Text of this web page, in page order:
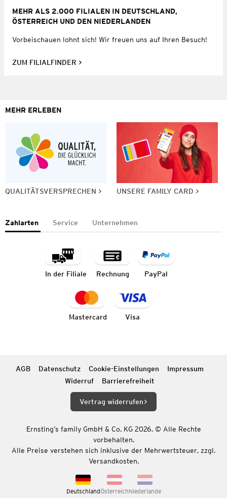
MEHR ALS 2.000 FILIALEN IN DEUTSCHLAND,
ÖSTERREICH UND DEN NIEDERLANDEN
Vorbeischauen lohnt sich! Wir freuen uns auf Ihren Besuch!
ZUM FILIALFINDER
MEHR ERLEBEN
QUALITÄTSVERSPRECHEN UNSERE FAMILY CARD
Zahlarten Service Unternehmen
In der Filiale Rechnung PayPal
Mastercard Visa
AGB Datenschutz Cookie-Einstellungen
Impressum
Widerruf
Barrierefreiheit
Vertrag widerrufen
Ernsting’s family GmbH & Co. KG 2026. © Alle Rechte
vorbehalten.
Alle Preise verstehen sich inklusive der Mehrwertsteuer, zzgl.
Versandkosten.
DeutschlandÖsterreichNiederlande